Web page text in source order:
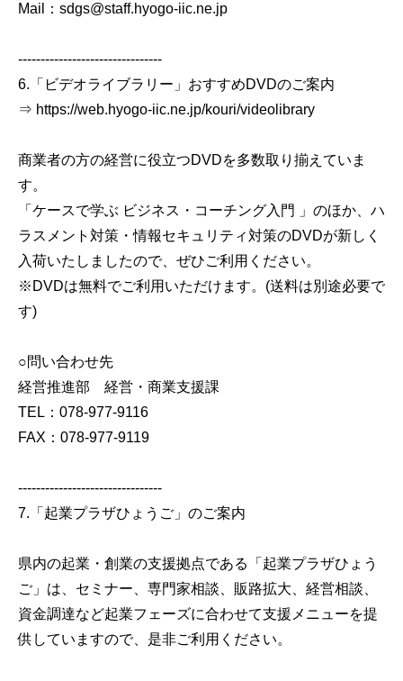
Mail：sdgs@staff.hyogo-iic.ne.jp
--------------------------------
6.「ビデオライブラリー」おすすめDVDのご案内
⇒ https://web.hyogo-iic.ne.jp/kouri/videolibrary
商業者の方の経営に役立つDVDを多数取り揃えていま
す。
「ケースで学ぶ ビジネス・コーチング入門 」のほか、ハ
ラスメント対策・情報セキュリティ対策のDVDが新しく
入荷いたしましたので、ぜひご利用ください。
※DVDは無料でご利用いただけます。(送料は別途必要で
す)
○問い合わせ先
経営推進部 経営・商業支援課
TEL：078-977-9116
FAX：078-977-9119
--------------------------------
7.「起業プラザひょうご」のご案内
県内の起業・創業の支援拠点である「起業プラザひょう
ご」は、セミナー、専門家相談、販路拡大、経営相談、
資金調達など起業フェーズに合わせて支援メニューを提
供していますので、是非ご利用ください。